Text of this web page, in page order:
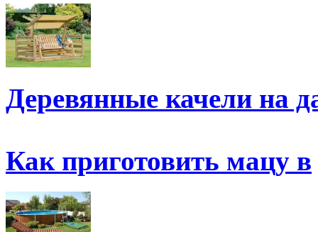
Деревянные качели на
Как приготовить мацу в